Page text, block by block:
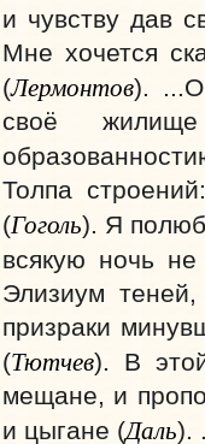
и чувству дав
Мне хочется
(Лермонтов).
своё
Толпа
(Гоголь). Я
всякую ночь не
Элизиум
призраки
(Тютчев). В
мещане, и
и цыгане (Даль).